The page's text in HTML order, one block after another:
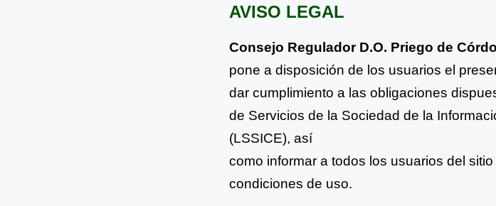
AVISO LEGAL
Consejo Regulador D.O. Priego de
pone a disposición de los usuarios el
dar cumplimiento a las obligaciones
de Servicios de la Sociedad de la
(LSSICE), así
como informar a todos los usuarios del
condiciones de uso.